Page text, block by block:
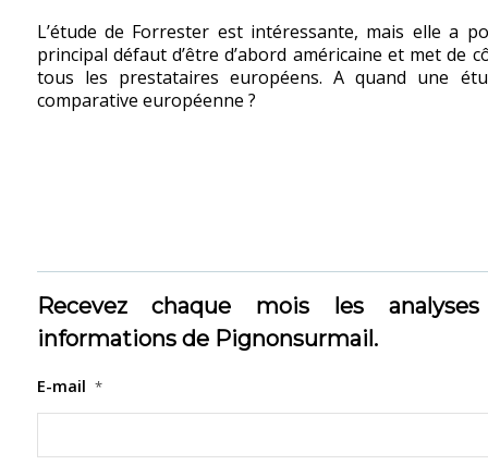
L’étude de Forrester est intéressante, mais elle a
principal défaut d’être d’abord américaine et met de
tous les prestataires européens. A quand une
comparative européenne ?
Recevez chaque mois les
informations de Pignonsurmail.
E-mail *